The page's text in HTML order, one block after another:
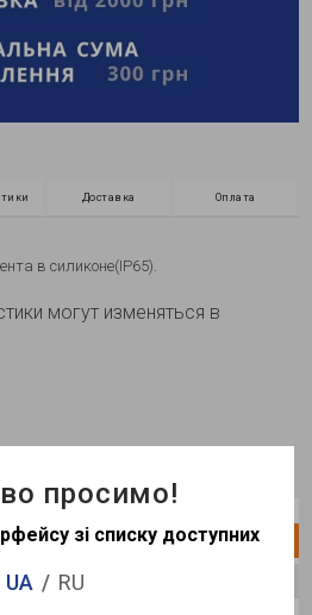
Доставка Оплата
в силиконе(IP65).
могут изменяться в
Хит продаж
просимо!
зі списку доступних
UA RU